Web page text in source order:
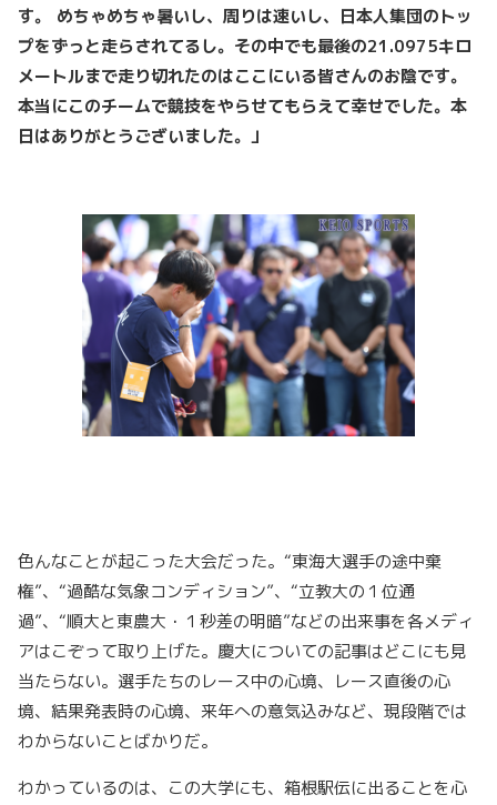
す。 めちゃめちゃ暑いし、周りは速いし、日本人集団のトッ
プをずっと走らされてるし。その中でも最後の21.0975キロ
メートルまで走り切れたのはここにいる皆さんのお陰です。
本当にこのチームで競技をやらせてもらえて幸せでした。本
日はありがとうございました。」
色んなことが起こった大会だった。“東海大選手の途中棄
権”、“過酷な気象コンディション”、“立教大の１位通
過”、“順大と東農大・１秒差の明暗”などの出来事を各メディ
アはこぞって取り上げた。慶大についての記事はどこにも見
当たらない。選手たちのレース中の心境、レース直後の心
境、結果発表時の心境、来年への意気込みなど、現段階では
わからないことばかりだ。
わかっているのは、この大学にも、箱根駅伝に出ることを心